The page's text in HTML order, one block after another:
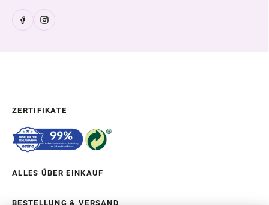
ZERTIFIKATE
ALLES ÜBER EINKAUF
BESTELLUNG & VERSAND